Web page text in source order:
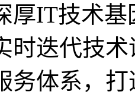
厚IT技术
时迭代技
务体系，